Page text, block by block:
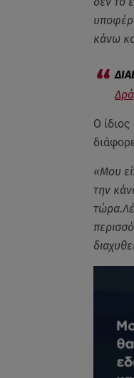
κάνω
O
«Μου
την